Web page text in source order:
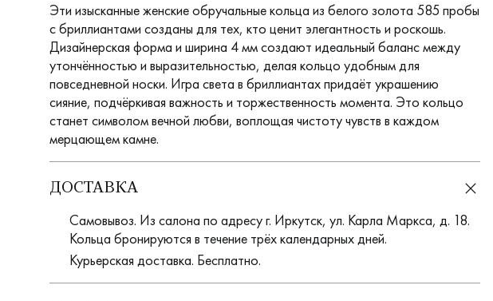
Эти изысканные женские обручальные кольца из белого золота 585 пробы
с бриллиантами созданы для тех, кто ценит элегантность и роскошь.
Дизайнерская форма и ширина 4 мм создают идеальный баланс между
утончённостью и выразительностью, делая кольцо удобным для
повседневной носки. Игра света в бриллиантах придаёт украшению
сияние, подчёркивая важность и торжественность момента. Это кольцо
станет символом вечной любви, воплощая чистоту чувств в каждом
мерцающем камне.
ДОСТАВКА
Самовывоз. Из салона по адресу г. Иркутск, ул. Карла Маркса, д. 18.
Кольца бронируются в течение трёх календарных дней.
Курьерская доставка. Бесплатно.